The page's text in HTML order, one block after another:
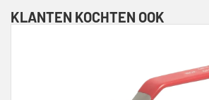
KLANTEN KOCHTEN OOK